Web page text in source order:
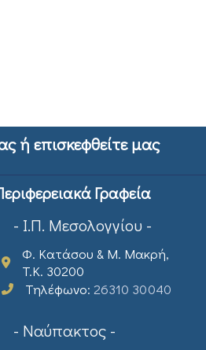
ή επισκεφθείτε μας
Γραφεία
- Ι.Π. Μεσολογγίου -
Φ. Κατάσου & Μ. Μακρή,
T.K. 30200
Τηλέφωνο: 26310 30040
- Ναύπακτος -